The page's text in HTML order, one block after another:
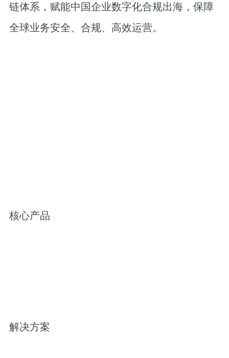
链体系，赋能中国企业数字化合规出海，保障
全球业务安全、合规、高效运营。
核心产品
解决方案